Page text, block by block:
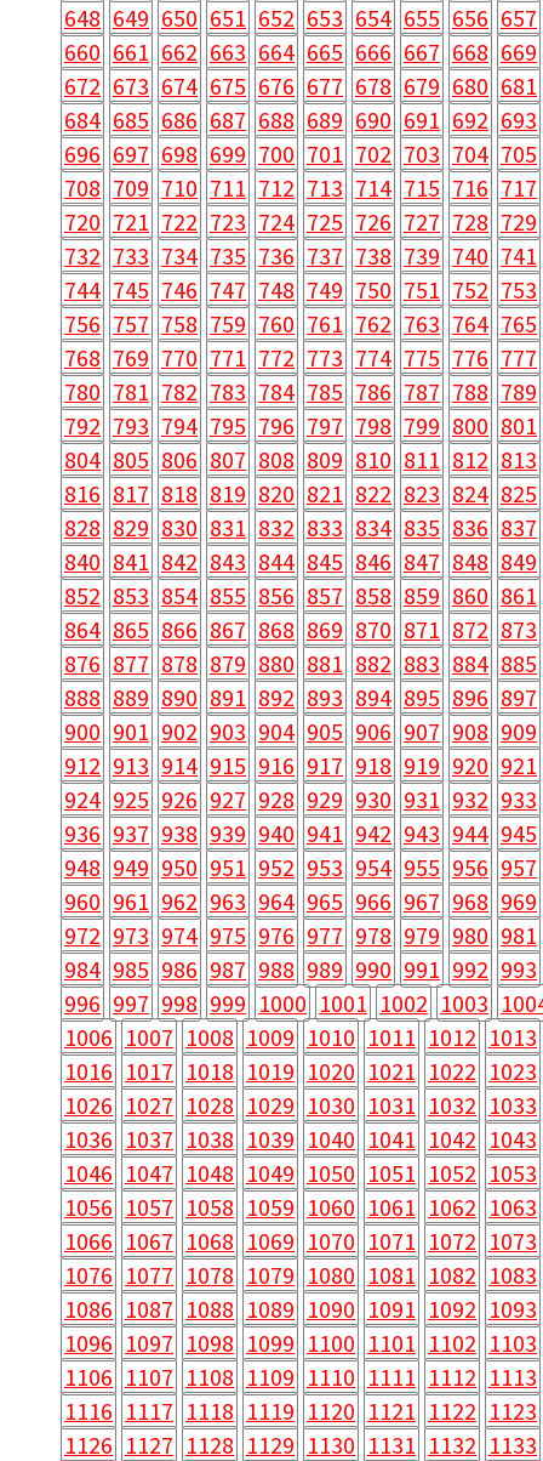
648 649 650 651 652 653 654 655 656 657
660 661 662 663 664 665 666 667 668 669
672 673 674 675 676 677 678 679 680 681
684 685 686 687 688 689 690 691 692 693
696 697 698 699 700 701 702 703 704 705
708 709 710 711 712 713 714 715 716 717
720 721 722 723 724 725 726 727 728 729
732 733 734 735 736 737 738 739 740 741
744 745 746 747 748 749 750 751 752 753
756 757 758 759 760 761 762 763 764 765
768 769 770 771 772 773 774 775 776 777
780 781 782 783 784 785 786 787 788 789
792 793 794 795 796 797 798 799 800 801
804 805 806 807 808 809 810 811 812 813
816 817 818 819 820 821 822 823 824 825
828 829 830 831 832 833 834 835 836 837
840 841 842 843 844 845 846 847 848 849
852 853 854 855 856 857 858 859 860 861
864 865 866 867 868 869 870 871 872 873
876 877 878 879 880 881 882 883 884 885
888 889 890 891 892 893 894 895 896 897
900 901 902 903 904 905 906 907 908 909
912 913 914 915 916 917 918 919 920 921
924 925 926 927 928 929 930 931 932 933
936 937 938 939 940 941 942 943 944 945
948 949 950 951 952 953 954 955 956 957
960 961 962 963 964 965 966 967 968 969
972 973 974 975 976 977 978 979 980 981
984 985 986 987 988 989 990 991 992 993
996 997 998 999 1000 1001 1002 1003
1006 1007 1008 1009 1010 1011 1012 1013
1016 1017 1018 1019 1020 1021 1022 1023
1026 1027 1028 1029 1030 1031 1032 1033
1036 1037 1038 1039 1040 1041 1042 1043
1046 1047 1048 1049 1050 1051 1052 1053
1056 1057 1058 1059 1060 1061 1062 1063
1066 1067 1068 1069 1070 1071 1072 1073
1076 1077 1078 1079 1080 1081 1082 1083
1086 1087 1088 1089 1090 1091 1092 1093
1096 1097 1098 1099 1100 1101 1102 1103
1106 1107 1108 1109 1110 1111 1112 1113
1116 1117 1118 1119 1120 1121 1122 1123
1126 1127 1128 1129 1130 1131 1132 1133